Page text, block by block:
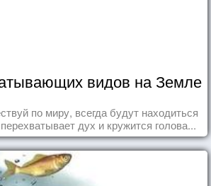
видов на Земле
по миру, всегда будут находиться
дух и кружится голова...